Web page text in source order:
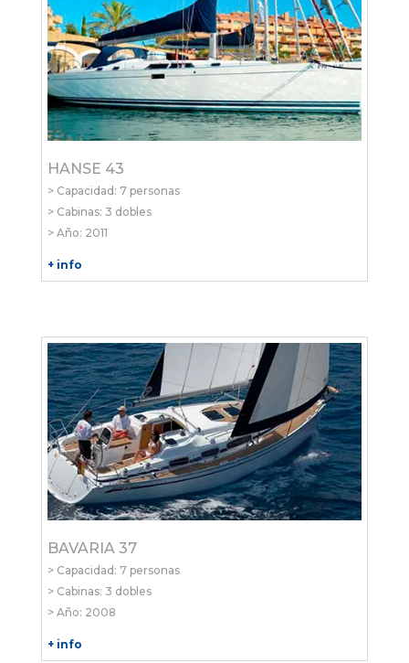
HANSE 43
> Capacidad: 7 personas
> Cabinas: 3 dobles
> Año: 2011
+ info
BAVARIA 37
> Capacidad: 7 personas
> Cabinas: 3 dobles
> Año: 2008
+ info